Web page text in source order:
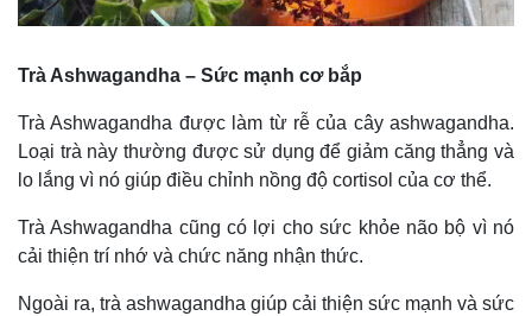
Trà Ashwagandha – Sức mạnh cơ bắp
Trà Ashwagandha được làm từ rễ của cây ashwagandha.
Loại trà này thường được sử dụng để giảm căng thẳng và
lo lắng vì nó giúp điều chỉnh nồng độ cortisol của cơ thể.
Trà Ashwagandha cũng có lợi cho sức khỏe não bộ vì nó
cải thiện trí nhớ và chức năng nhận thức.
Ngoài ra, trà ashwagandha giúp cải thiện sức mạnh và sức